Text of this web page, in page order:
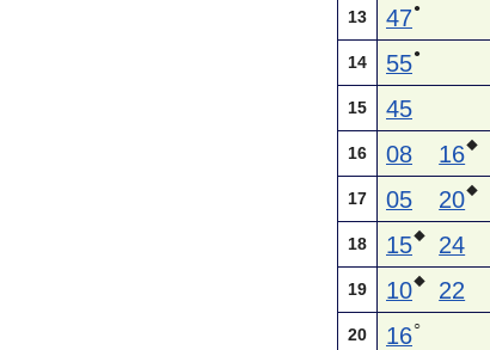
13 47●
14 55●
15 45
16 08 16◆
17 05 20◆
18 15◆ 24
19 10◆ 22
20 16○